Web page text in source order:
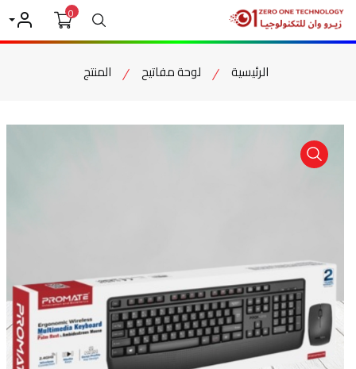
بحث0
حسابي
الرئيسية لوحة مفاتيح المنتج
item view